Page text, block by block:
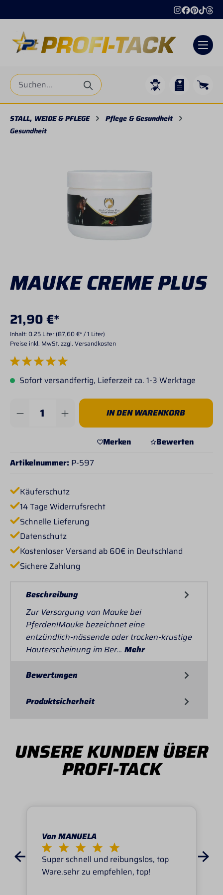
STALL, WEIDE & PFLEGE
Pflege & Gesundheit
Gesundheit
MAUKE CREME PLUS
21,90 €*
Inhalt: 0.25 Liter (87,60 €* / 1 Liter)
Preise inkl. MwSt. zzgl. Versandkosten
Durchschnittliche Bewertung von 5 von 5 Sternen
Sofort versandfertig, Lieferzeit ca. 1-3 Werktage
Produkt Anzahl: Gib den gewünschten
IN DEN WARENKORB
Merken
Bewerten
Artikelnummer: P-597
Käuferschutz
14 Tage Widerrufsrecht
Schnelle Lieferung
Datenschutz
Kostenloser Versand ab 60€ in Deutschland
Sichere Zahlung
Beschreibung
Zur Versorgung von Mauke bei
Pferden!Mauke bezeichnet eine
entzündlich-nässende oder trocken-krustige
Hauterscheinung im Ber… Mehr
Bewertungen
Produktsicherheit
UNSERE KUNDEN ÜBER
PROFI-TACK
Von MANUELA
Super schnell und reibungslos, top
Ware.sehr zu empfehlen, top!